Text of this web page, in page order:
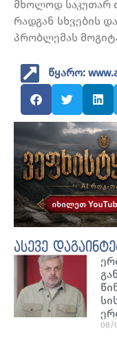
მხოლოდ საკუთარ
რადგან სხვების
პრობლემას
წყარო:
ასევე
08/